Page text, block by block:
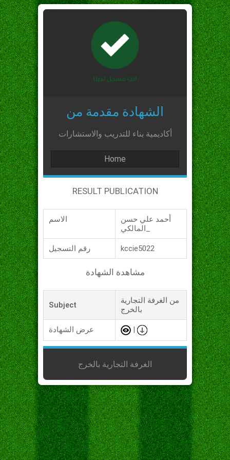
الشهادة مقدمة من
أكاديمية بناء للتدريب والاستشارات
Home
RESULT PUBLICATION
الاسم
أحمد علي حسن
رقم التسجيل kccie5022
مشاهدة الشهادة
Subject
من الغرفة التجارية
بالخرج
عرض الشهادة
الغرفة التجارية بالخرج